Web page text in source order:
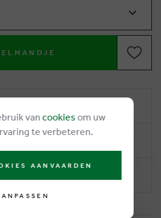
ab €50
van cookies om uw
te verbeteren.
AANVAARDEN
ANPASSEN